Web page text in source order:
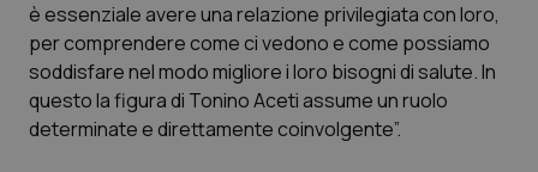
è essenziale avere una relazione privilegiata con loro,
per comprendere come ci vedono e come possiamo
soddisfare nel modo migliore i loro bisogni di salute. In
questo la figura di Tonino Aceti assume un ruolo
determinate e direttamente coinvolgente”.